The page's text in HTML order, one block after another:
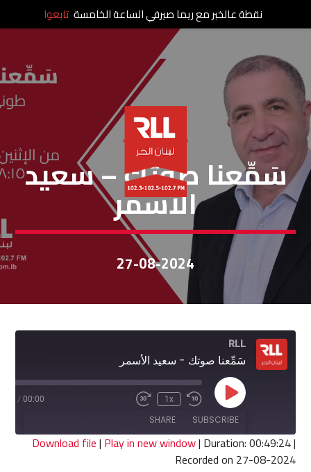
سمعنا صوتك
سَمِّعنا صوتك – سعيد
الأسمر
27-08-2024
RLL
سَمِّعنا صوتك - سعيد الأسمر
Play
Episode
Rewind
10
Seconds
1x
Fast
seconds
00:00
/
SUBSCRIBE
SHARE
SHARE
Download file| Play in new window| Duration: 00:49:24|
Recorded on 27-08-2024
نقطة عالخبر مع ريما صيرفي الساعة الخامسة تابعوا